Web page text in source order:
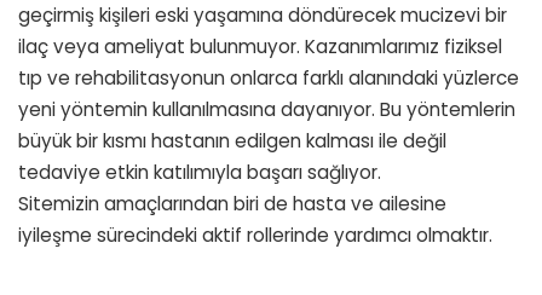
geçirmiş kişileri eski yaşamına döndürecek mucizevi bir
ilaç veya ameliyat bulunmuyor. Kazanımlarımız fiziksel
tıp ve rehabilitasyonun onlarca farklı alanındaki yüzlerce
yeni yöntemin kullanılmasına dayanıyor. Bu yöntemlerin
büyük bir kısmı hastanın edilgen kalması ile değil
tedaviye etkin katılımıyla başarı sağlıyor.
Sitemizin amaçlarından biri de hasta ve ailesine
iyileşme sürecindeki aktif rollerinde yardımcı olmaktır.